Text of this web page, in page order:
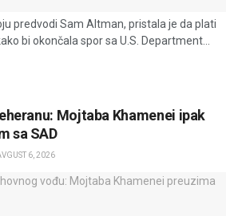
predvodi Sam Altman, pristala je da plati
bi okončala spor sa U.S. Department...
Mojtaba Khamenei ipak
sa SAD
6, 2026